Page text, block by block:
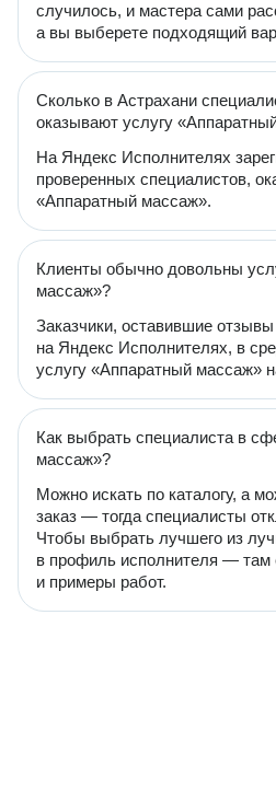
случилось, и мастера сами
а вы выберете подходящий
Сколько в Астрахани
оказывают услугу
На Яндекс Исполнителях
проверенных специалистов,
«Аппаратный массаж».
Клиенты обычно довольны
массаж»?
Заказчики, оставившие отзывы
на Яндекс Исполнителях, в
услугу «Аппаратный массаж»
Как выбрать специалиста в
массаж»?
Можно искать по каталогу, а
заказ — тогда специалисты
Чтобы выбрать лучшего из
в профиль исполнителя — там
и примеры работ.